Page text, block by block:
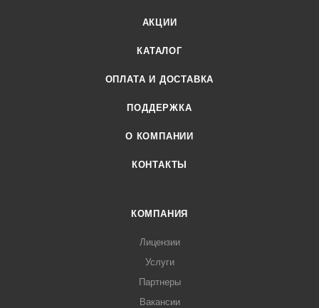
АКЦИИ
КАТАЛОГ
ОПЛАТА И ДОСТАВКА
ПОДДЕРЖКА
О КОМПАНИИ
КОНТАКТЫ
КОМПАНИЯ
Лицензии
Услуги
Партнеры
Вакансии